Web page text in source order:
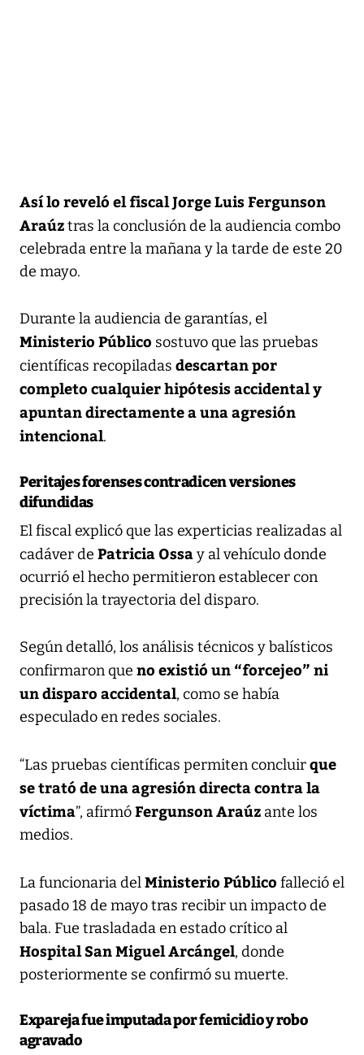
Así lo reveló el fiscal Jorge Luis Fergunson
Araúztras la conclusión de la audiencia combo
celebrada entre la mañana y la tarde de este 20
de mayo.
Durante la audiencia de garantías, el
Ministerio Público sostuvo que las pruebas
científicas recopiladas descartan por
completo cualquier hipótesis accidental y
apuntan directamente a una agresión
intencional.
Peritajes forenses contradicen versiones
difundidas
El fiscal explicó que las experticias realizadas al
cadáver de Patricia Ossay al vehículo donde
ocurrió el hecho permitieron establecer con
precisión la trayectoria del disparo.
Según detalló, los análisis técnicos y balísticos
confirmaron que no existió un “forcejeo” ni
un disparo accidental, como se había
especulado en redes sociales.
“Las pruebas científicas permiten concluirque
se trató de una agresión directa contra la
víctima”, afirmóFergunson Araúz ante los
medios.
La funcionaria delMinisterio Público falleció el
pasado 18 de mayo tras recibir un impacto de
bala. Fue trasladada en estado crítico al
Hospital San Miguel Arcángel, donde
posteriormente se confirmó su muerte.
Expareja fue imputada por femicidio y robo
agravado